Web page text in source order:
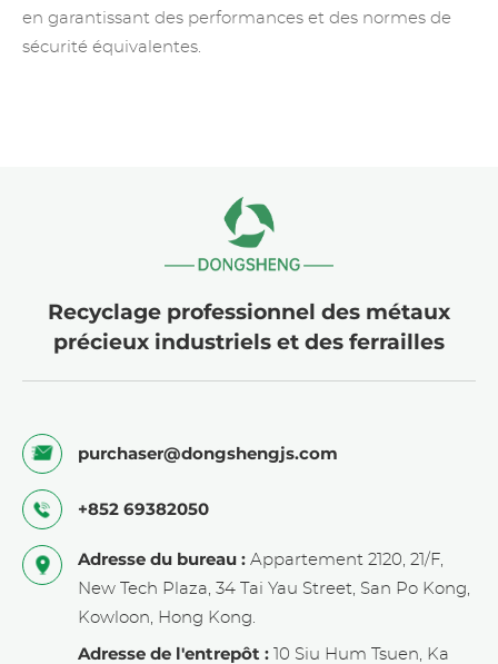
en garantissant des performances et des normes de
sécurité équivalentes.
Recyclage professionnel des métaux
précieux industriels et des ferrailles
purchaser@dongshengjs.com
+852 69382050
Adresse du bureau : Appartement 2120, 21/F,
New Tech Plaza, 34 Tai Yau Street, San Po Kong,
Kowloon, Hong Kong.
Adresse de l'entrepôt : 10 Siu Hum Tsuen, Ka